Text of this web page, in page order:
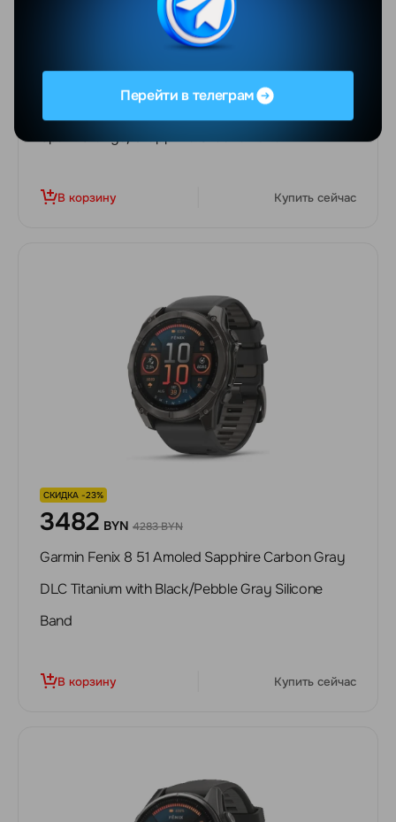
3450 BYN 4244 BYN
Garmin Fenix 8 51 Amoled Sapphire Titanium with
В корзину Купить сейчас
СКИДКА -23%
3482 BYN 4283 BYN
Garmin Fenix 8 51 Amoled Sapphire Carbon Gray
DLC Titanium with Black/Pebble Gray Silicone
Band
В корзину Купить сейчас
Перейти в телеграм